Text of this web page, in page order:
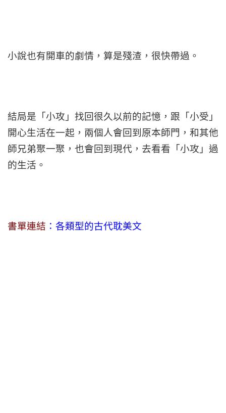
小說也有開車的劇情，算是殘渣，很快帶過。
結局是「小攻」找回很久以前的記憶，跟「小受」
開心生活在一起，兩個人會回到原本師門，和其他
師兄弟聚一聚，也會回到現代，去看看「小攻」過
的生活。
書單連結 ：各類型的古代耽美文